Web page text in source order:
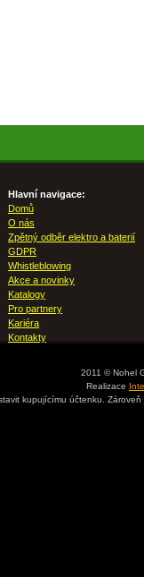
Hlavní navigace:
Domů
O nás
Zpětný odběr elektro a baterií
GDPR
Whistleblowing
Akce a novinky
Katalogy
Pro partnery
Kariéra
Kontakty
2011 © Nohel
Realizace
kupujícímu účtenku.